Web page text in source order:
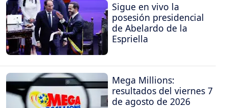
Sigue en vivo la
posesión presidencial
de Abelardo de la
Espriella
Mega Millions:
resultados del viernes 7
de agosto de 2026